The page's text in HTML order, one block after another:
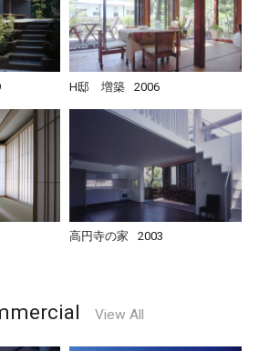
H邸 増築 2006
高円寺の家 2003
View All